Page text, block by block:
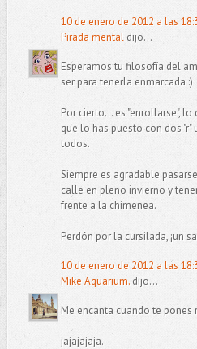
10 de enero de 2012 a las
Pirada mentaldijo...
Esperamos tu filosofía del
ser para tenerla enmarcada :)
Por cierto... es "enrollarse", lo
que lo has puesto con dos "r"
todos.
Siempre es agradable
calle en pleno invierno y
frente a la chimenea.
Perdón por la cursilada, ¡un
10 de enero de 2012 a las
Mike Aquarium.dijo...
Me encanta cuando te pones
jajajajaja.